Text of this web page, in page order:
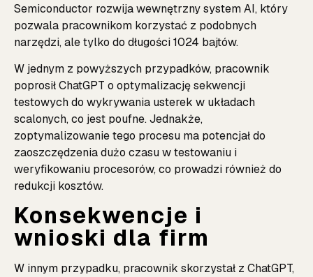
Semiconductor rozwija wewnętrzny system AI, który
pozwala pracownikom korzystać z podobnych
narzędzi, ale tylko do długości 1024 bajtów.
W jednym z powyższych przypadków, pracownik
poprosił ChatGPT o optymalizację sekwencji
testowych do wykrywania usterek w układach
scalonych, co jest poufne. Jednakże,
zoptymalizowanie tego procesu ma potencjał do
zaoszczędzenia dużo czasu w testowaniu i
weryfikowaniu procesorów, co prowadzi również do
redukcji kosztów.
Konsekwencje i
wnioski dla firm
W innym przypadku, pracownik skorzystał z ChatGPT,